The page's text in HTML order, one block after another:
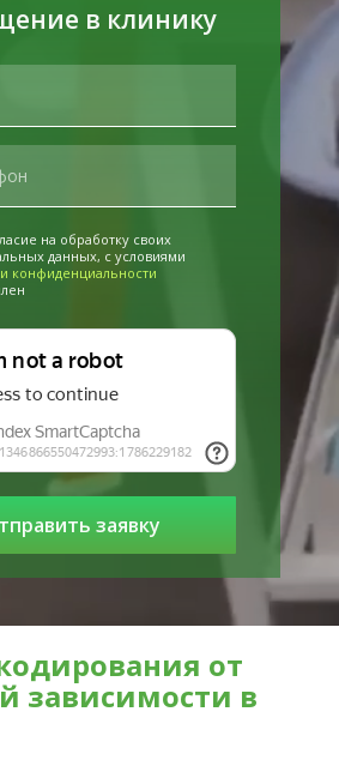
в клинику
на обработку своих
данных, с условиями
конфиденциальности
от
зависимости в